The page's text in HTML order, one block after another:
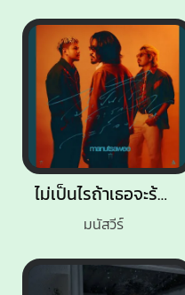
ไม่เป็นไรถ้าเธอจะร้องไห้
มนัสวีร์